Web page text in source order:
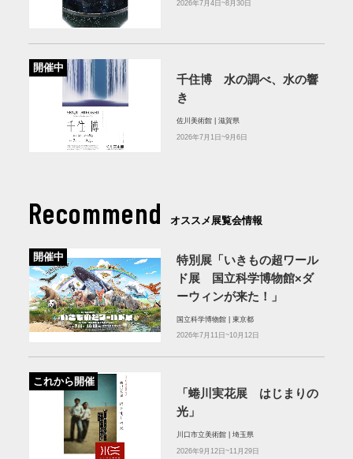
2026年7月4日~8月30日
開催中
千住博 水の調べ、水の響
き
佐川美術館 | 滋賀県
2026年7月1日~9月6日
Recommend オススメ展覧会情報
開催中
特別展「いきもの超ワール
ド展 国立科学博物館×ダ
ーウィンが来た！」
国立科学博物館 | 東京都
2026年7月11日~10月12日
これから開催
「蜷川実花展 はじまりの
光」
川口市立美術館 | 埼玉県
2026年9月12日~11月29日